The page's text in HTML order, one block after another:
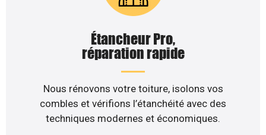
Étancheur Pro,
réparation rapide
Nous rénovons votre toiture, isolons vos
combles et vérifions l’étanchéité avec des
techniques modernes et économiques.